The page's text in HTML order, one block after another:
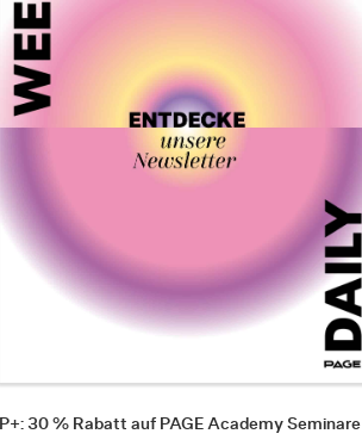
P+: 30 % Rabatt auf PAGE Academy Seminare